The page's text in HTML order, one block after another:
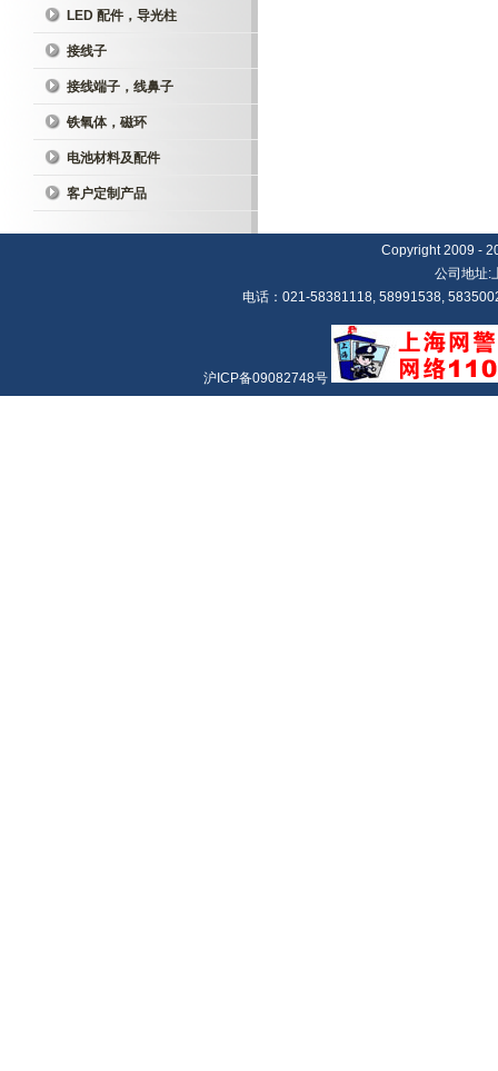
LED 配件，导光柱
接线子
接线端子，线鼻子
铁氧体，磁环
电池材料及配件
客户定制产品
Copyright 2009 -
公司地址:
电话：021-58381118, 58991538,
沪ICP备09082748号